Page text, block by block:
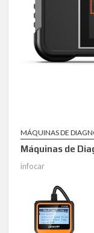
MÁQUINAS DE
Máquinas de
infocar